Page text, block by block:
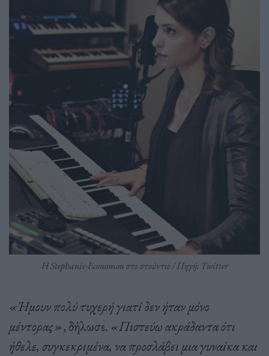
Η Stephanie-Economou στο στούντιο / Πηγή: Twitter
«Ήμουν πολύ τυχερή γιατί δεν ήταν μόνο
μέντορας», δήλωσε. «Πιστεύω ακράδαντα ότι
ήθελε, συγκεκριμένα, να προσλάβει μια γυναίκα και